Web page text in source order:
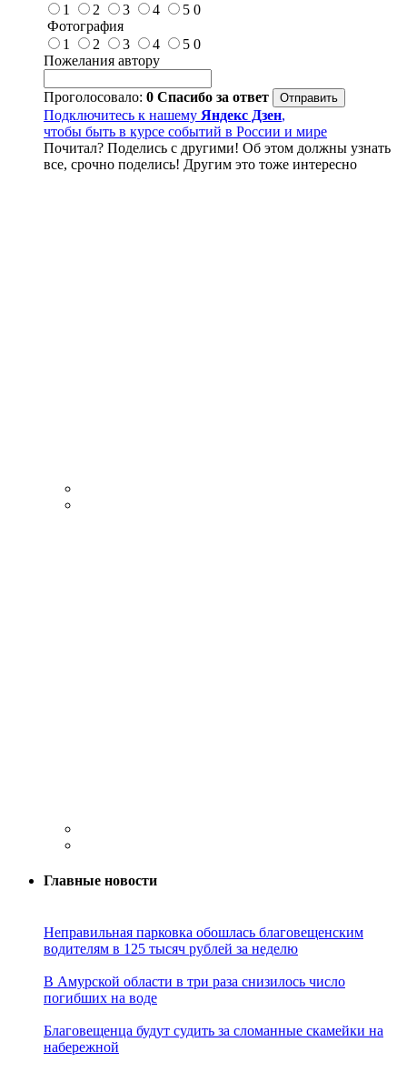
1
2 3 4 5 0
Фотография
1
2 3 4 5 0
Пожелания автору
Проголосовало: 0 Спасибо за ответ
Подключитесь к нашему Яндекс Дзен,
чтобы быть в курсе событий в России и мире
Почитал? Поделись с другими! Об этом должны узнать
все, срочно поделись! Другим это тоже интересно
Главные новости
Неправильная парковка обошлась благовещенским
водителям в 125 тысяч рублей за неделю
В Амурской области в три раза снизилось число
погибших на воде
Благовещенца будут судить за сломанные скамейки на
набережной